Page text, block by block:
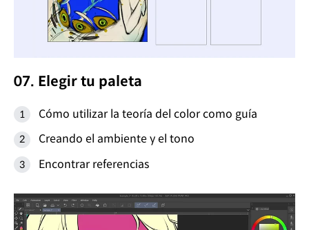
07. Elegir tu paleta
Cómo utilizar la teoría del color como guía
Creando el ambiente y el tono
Encontrar referencias